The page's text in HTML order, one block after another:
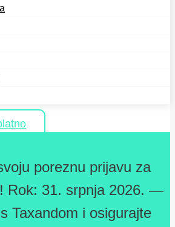
poreznu prijavu za
Rok: 31. srpnja 2026. —
Taxandom i osigurajte